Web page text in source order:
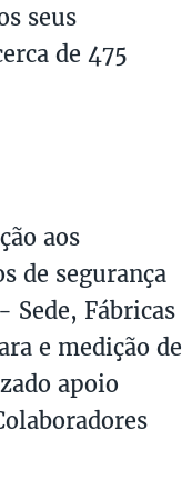
seus
de 475
aos
de segurança
Sede, Fábricas
e medição de
apoio